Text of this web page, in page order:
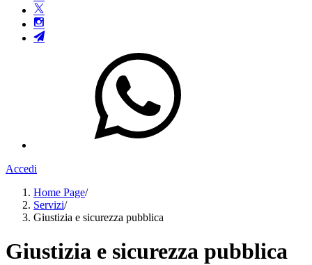
Accedi
Home Page/
Servizi/
Giustizia e sicurezza pubblica
Giustizia e sicurezza pubblica